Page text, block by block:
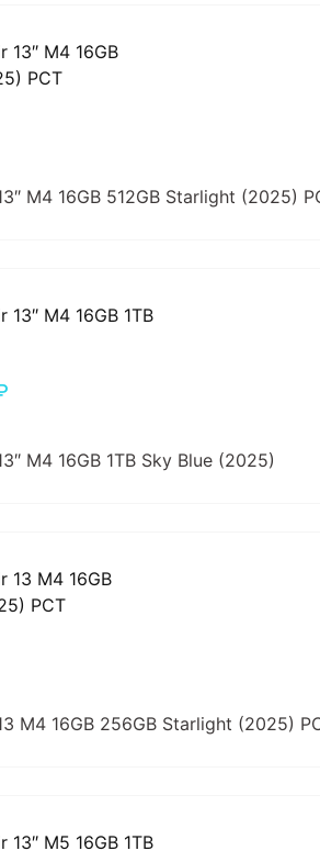
M4 16GB 512GB Starlight (2025)
M4 16GB 1TB Sky Blue (2025)
M4 16GB 256GB Starlight (2025)